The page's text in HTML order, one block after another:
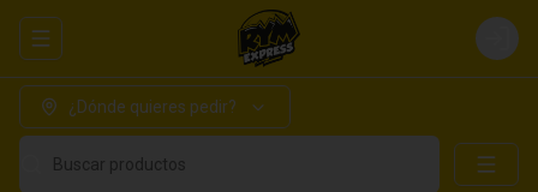
Abrir menu de navegación Login
¿Dónde quieres pedir?
Buscar productos